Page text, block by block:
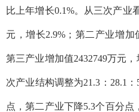
比上年增长0.1%。从三次产业
元，增长2.9%；第二产业增加
第三产业增加值2432749万元
次产业结构调整为21.3：28.1
点，第二产业下降5.3个百分点